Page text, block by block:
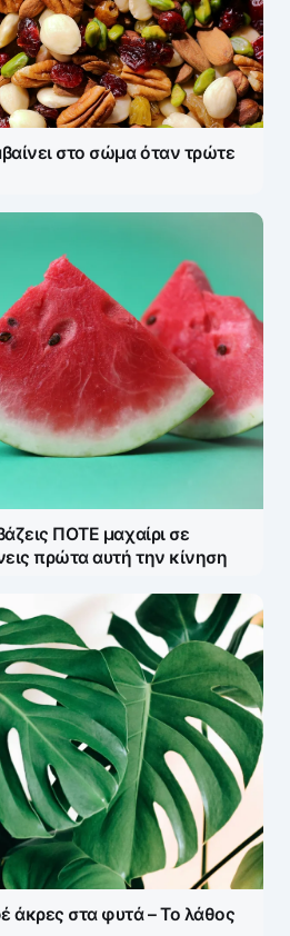
στο σώμα όταν τρώτε
ΠΟΤΕ μαχαίρι σε
πρώτα αυτή την κίνηση
άκρες στα φυτά – Το λάθος